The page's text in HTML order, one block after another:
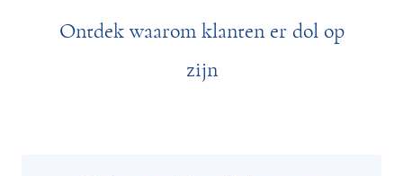
Ontdek waarom klanten er dol op
zijn